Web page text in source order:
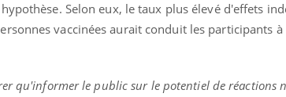
Selon eux, le taux plus élevé d'effets
vaccinées aurait conduit les participants
qu'informer le public sur le potentiel de